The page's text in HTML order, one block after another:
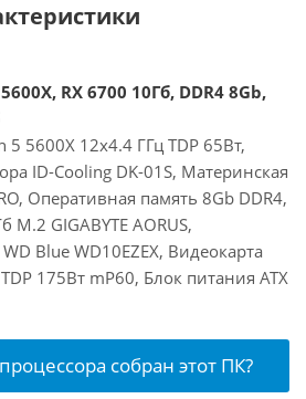
RX 6700 10Гб, DDR4 8Gb,
5 5600X 12x4.4 ГГц TDP 65Вт,
ID-Cooling DK-01S, Материнская
Оперативная память 8Gb DDR4,
M.2 GIGABYTE AORUS,
Blue WD10EZEX, Видеокарта
175Вт mP60, Блок питания ATX
собран этот ПК?